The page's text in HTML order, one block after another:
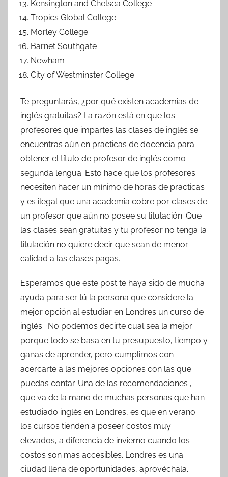
Kensington and Chelsea College
Tropics Global College
Morley College
Barnet Southgate
Newham
City of Westminster College
Te preguntarás, ¿por qué existen academias de
inglés gratuitas? La razón está en que los
profesores que impartes las clases de inglés se
encuentras aún en practicas de docencia para
obtener el título de profesor de inglés como
segunda lengua. Esto hace que los profesores
necesiten hacer un mínimo de horas de practicas
y es ilegal que una academia cobre por clases de
un profesor que aún no posee su titulación. Que
las clases sean gratuitas y tu profesor no tenga la
titulación no quiere decir que sean de menor
calidad a las clases pagas.
Esperamos que este post te haya sido de mucha
ayuda para ser tú la persona que considere la
mejor opción al estudiar en Londres un curso de
inglés. No podemos decirte cual sea la mejor
porque todo se basa en tu presupuesto, tiempo y
ganas de aprender, pero cumplimos con
acercarte a las mejores opciones con las que
puedas contar. Una de las recomendaciones ,
que va de la mano de muchas personas que han
estudiado inglés en Londres, es que en verano
los cursos tienden a poseer costos muy
elevados, a diferencia de invierno cuando los
costos son mas accesibles. Londres es una
ciudad llena de oportunidades, aprovéchala.